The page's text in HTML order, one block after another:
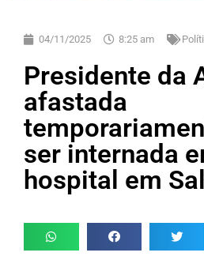
04/11/2025 8:25 am
Presidente da
afastada
ser internada
hospital em